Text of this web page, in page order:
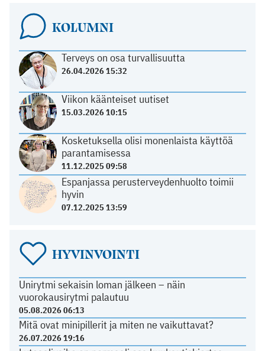
KOLUMNI
Terveys on osa turvallisuutta
26.04.2026 15:32
Viikon käänteiset uutiset
15.03.2026 10:15
Kosketuksella olisi monenlaista käyttöä
parantamisessa
11.12.2025 09:58
Espanjassa perusterveydenhuolto toimii
hyvin
07.12.2025 13:59
HYVINVOINTI
Unirytmi sekaisin loman jälkeen – näin
vuorokausirytmi palautuu
05.08.2026 06:13
Mitä ovat minipillerit ja miten ne vaikuttavat?
26.07.2026 19:16